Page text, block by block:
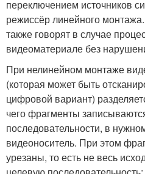
переключением источников
режиссёр линейного
также говорят в случае
видеоматериале без
При нелинейном монтаже
(которая может быть
цифровой вариант)
чего фрагменты
последовательности, в
видеоноситель. При этом
урезаны, то есть не весь